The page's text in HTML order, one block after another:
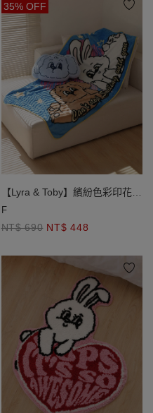
35% OFF
【Lyra & Toby】繽紛色彩印花絨
毛毯
F
NT$ 690 NT$ 448